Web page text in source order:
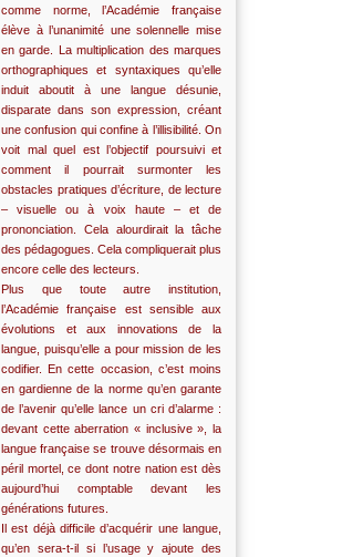
comme norme, l’Académie française
élève à l’unanimité une solennelle mise
en garde. La multiplication des marques
orthographiques et syntaxiques qu’elle
induit aboutit à une langue désunie,
disparate dans son expression, créant
une confusion qui confine à l’illisibilité. On
voit mal quel est l’objectif poursuivi et
comment il pourrait surmonter les
obstacles pratiques d’écriture, de lecture
– visuelle ou à voix haute – et de
prononciation. Cela alourdirait la tâche
des pédagogues. Cela compliquerait plus
encore celle des lecteurs.
Plus que toute autre institution,
l’Académie française est sensible aux
évolutions et aux innovations de la
langue, puisqu’elle a pour mission de les
codifier. En cette occasion, c’est moins
en gardienne de la norme qu’en garante
de l’avenir qu’elle lance un cri d’alarme :
devant cette aberration « inclusive », la
langue française se trouve désormais en
péril mortel, ce dont notre nation est dès
aujourd’hui comptable devant les
générations futures.
Il est déjà difficile d’acquérir une langue,
qu’en sera-t-il si l’usage y ajoute des